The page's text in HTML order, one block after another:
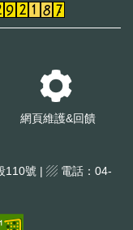
網頁維護&回饋
號 | ▨ 電話：04-